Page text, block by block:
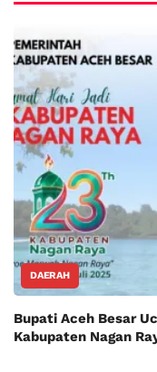
DAERAH
Bupati Aceh Besar
Kabupaten Nagan